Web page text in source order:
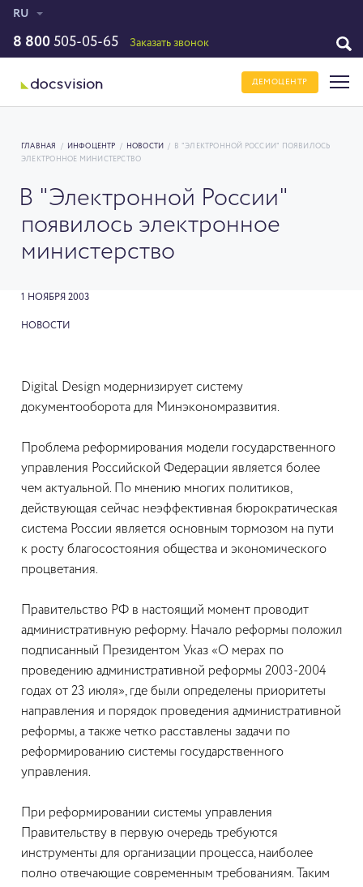
RU
8 800 505-05-65 Заказать звонок
ДЕМОЦЕНТР
ГЛАВНАЯ / ИНФОЦЕНТР / НОВОСТИ /
В "ЭЛЕКТРОННОЙ РОССИИ" ПОЯВИЛОСЬ
ЭЛЕКТРОННОЕ МИНИСТЕРСТВО
В "Электронной России"
появилось электронное
министерство
1 НОЯБРЯ 2003
НОВОСТИ
Digital Design модернизирует систему
документооборота для Минэкономразвития.
Проблема реформирования модели государственного
управления Российской Федерации является более
чем актуальной. По мнению многих политиков,
действующая сейчас неэффективная бюрократическая
система России является основным тормозом на пути
к росту благосостояния общества и экономического
процветания.
Правительство РФ в настоящий момент проводит
административную реформу. Начало реформы положил
подписанный Президентом Указ «О мерах по
проведению административной реформы 2003-2004
годах от 23 июля», где были определены приоритеты
направления и порядок проведения административной
реформы, а также четко расставлены задачи по
реформированию системы государственного
управления.
При реформировании системы управления
Правительству в первую очередь требуются
инструменты для организации процесса, наиболее
полно отвечающие современным требованиям. Таким